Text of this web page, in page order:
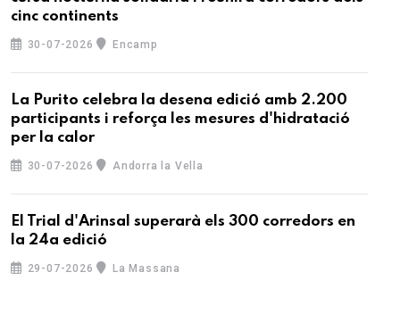
cinc continents
30-07-2026 Encamp
La Purito celebra la desena edició amb 2.200
participants i reforça les mesures d'hidratació
per la calor
30-07-2026 Andorra la Vella
El Trial d'Arinsal superarà els 300 corredors en
la 24a edició
29-07-2026 La Massana